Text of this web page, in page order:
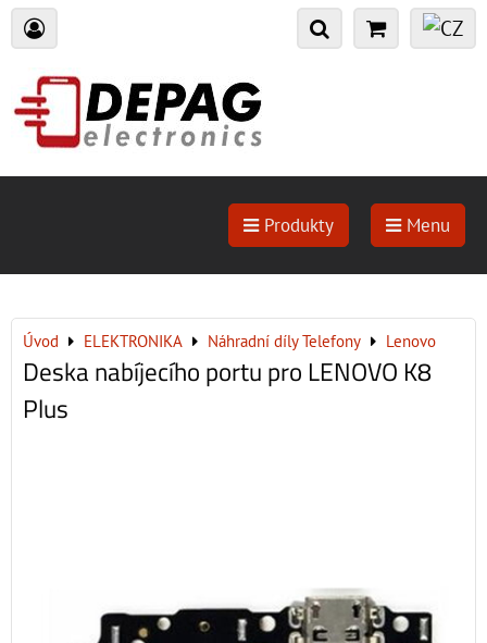
Produkty Menu
Úvod ELEKTRONIKA Náhradní díly Telefony Lenovo
Deska nabíjecího portu pro LENOVO K8
Plus